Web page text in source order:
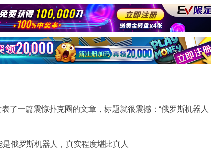
了一篇震惊扑克圈的文章，标题就很震撼：“俄罗斯机器人